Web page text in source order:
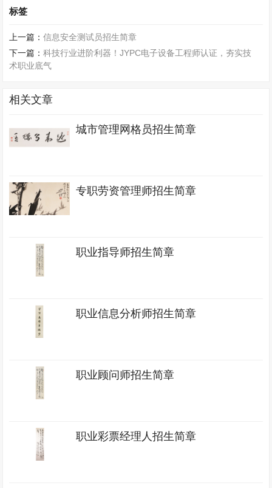
标签
上一篇：信息安全测试员招生简章
下一篇：科技行业进阶利器！JYPC电子设备工程师认证，夯实技
术职业底气
相关文章
城市管理网格员招生简章
专职劳资管理师招生简章
职业指导师招生简章
职业信息分析师招生简章
职业顾问师招生简章
职业彩票经理人招生简章